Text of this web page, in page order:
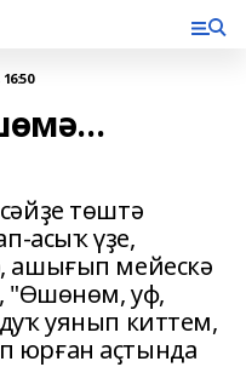
төштә
асыҡ үҙе,
ашығып мейескә
"Өшөнөм, уф,
уянып киттем,
юрған аҫтында